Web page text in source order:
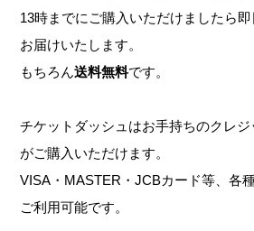
13時までにご購入いただけましたら
お届けいたします。
もちろん送料無料です。
チケットダッシュはお手持ちのクレ
がご購入いただけます。
VISA・MASTER・JCBカード等、各
ご利用可能です。